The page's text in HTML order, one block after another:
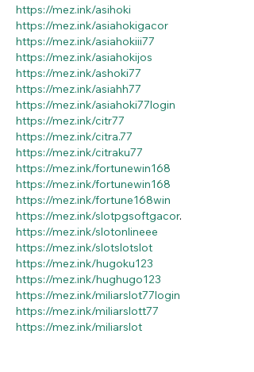
https://mez.ink/asihoki
https://mez.ink/asiahokigacor
https://mez.ink/asiahokiii77
https://mez.ink/asiahokijos
https://mez.ink/ashoki77
https://mez.ink/asiahh77
https://mez.ink/asiahoki77login
https://mez.ink/citr77
https://mez.ink/citra.77
https://mez.ink/citraku77
https://mez.ink/fortunewin168
https://mez.ink/fortunewin168
https://mez.ink/fortune168win
https://mez.ink/slotpgsoftgacor.
https://mez.ink/slotonlineee
https://mez.ink/slotslotslot
https://mez.ink/hugoku123
https://mez.ink/hughugo123
https://mez.ink/miliarslot77login
https://mez.ink/miliarslott77
https://mez.ink/miliarslot